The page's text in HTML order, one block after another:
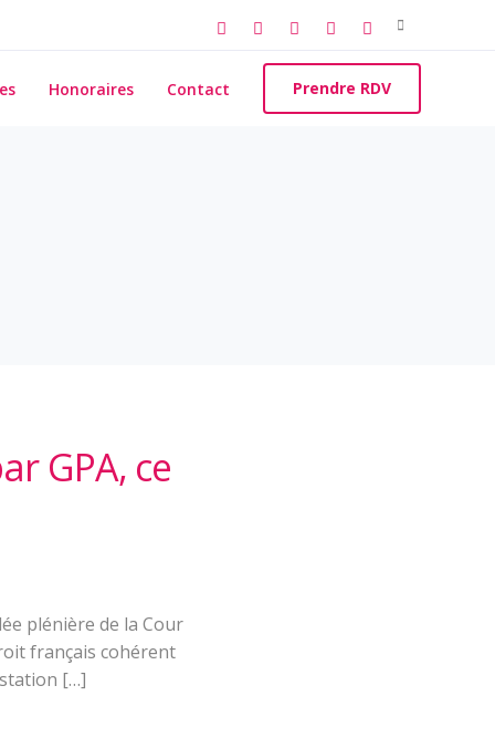
Search
for:
Honoraires Contact Prendre RDV
GPA, ce
plénière de la Cour
français cohérent
[…]